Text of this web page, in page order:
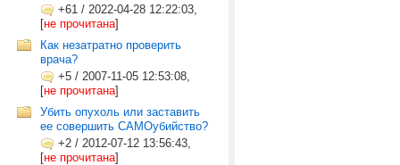
+61 / 2022-04-28 12:22:03,
[не прочитана]
Как незатратно проверить
врача?
+5 / 2007-11-05 12:53:08,
[не прочитана]
Убить опухоль или заставить
ее совершить САМОубийство?
+2 / 2012-07-12 13:56:43,
[не прочитана]